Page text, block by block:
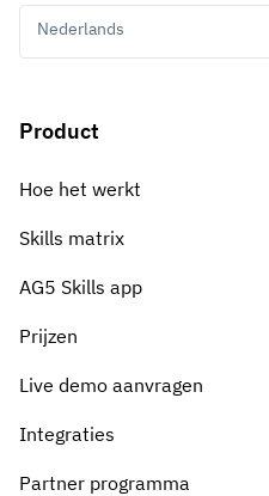
Nederlands
Product
Hoe het werkt
Skills matrix
AG5 Skills app
Prijzen
Live demo aanvragen
Integraties
Partner programma